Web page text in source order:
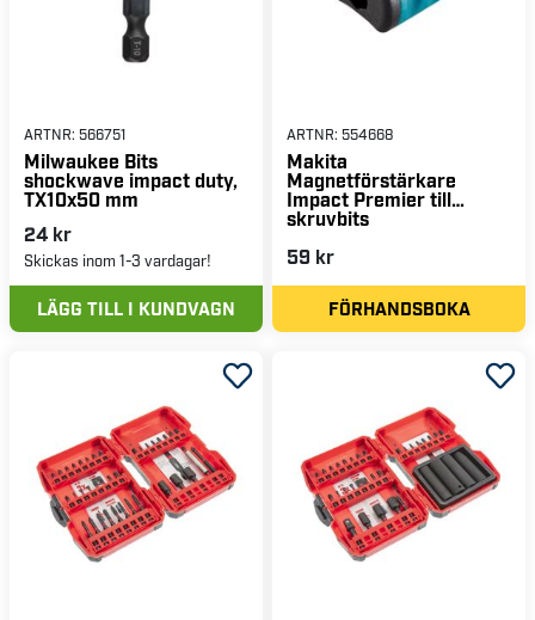
ARTNR: 566751
Milwaukee Bits
shockwave impact duty,
TX10x50 mm
24 kr
Skickas inom 1-3 vardagar!
LÄGG TILL I KUNDVAGN
ARTNR: 554668
Makita
Magnetförstärkare
Impact Premier till
skruvbits
59 kr
FÖRHANDSBOKA